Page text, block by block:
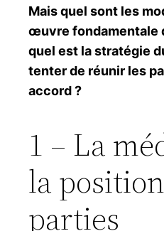
Mais quel sont les
œuvre fondamentale
quel est la stratégie
tenter de réunir les
accord ?
1 – La
la
parties